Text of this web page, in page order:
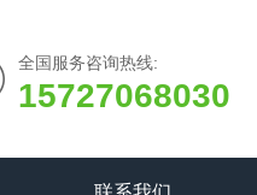
全国服务咨询热线:
15727068030